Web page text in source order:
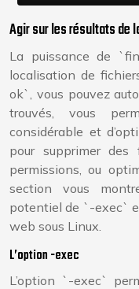
Agir sur les résultats de
La puissance de
localisation de
ok`, vous pouvez
trouvés, vous
considérable et
pour supprimer des
permissions, ou
section vous
potentiel de `-exec`
web sous Linux.
L’option -exec
L’option `-exec`